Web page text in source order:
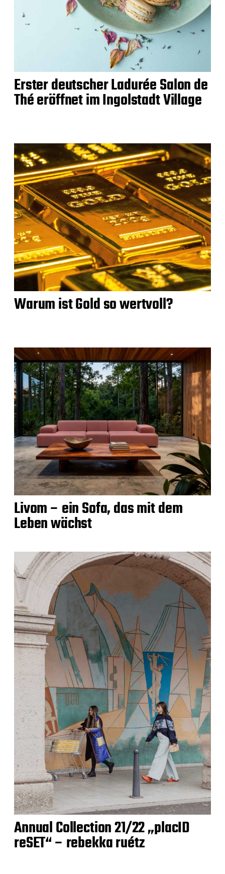
Erster deutscher Ladurée Salon de
Thé eröffnet im Ingolstadt Village
Warum ist Gold so wertvoll?
Livom – ein Sofa, das mit dem
Leben wächst
Annual Collection 21/22 „placID
reSET“ – rebekka ruétz